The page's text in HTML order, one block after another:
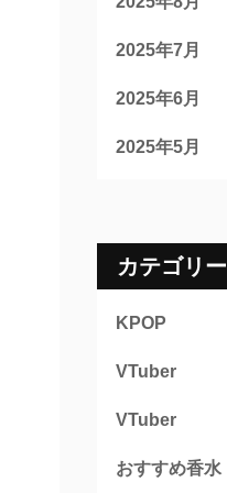
2025年7月
2025年6月
2025年5月
カテゴリー
KPOP
VTuber
VTuber
おすすめ香水